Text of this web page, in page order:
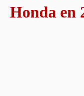
Honda en